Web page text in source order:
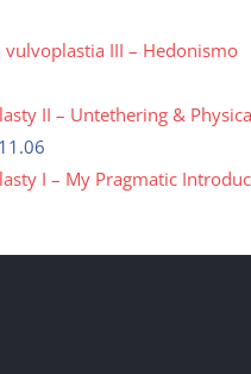
vulvoplastia III – Hedonismo
II – Untethering &
I – My Pragmatic